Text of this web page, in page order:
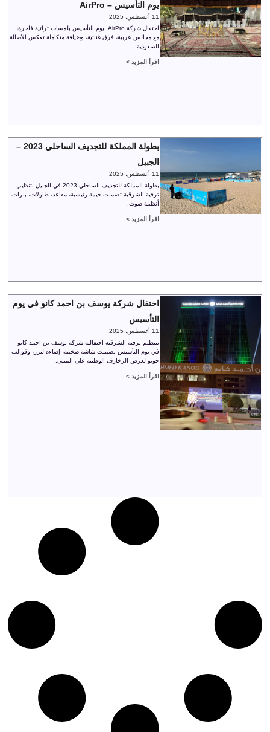
يوم التأسيس – AirPro
11 أغسطس، 2025
احتفال شركة AirPro بيوم التأسيس بلمسات تراثية فاخرة،
مع مجالس عربية، فرق غنائية، وضيافة متكاملة تعكس الأصالة
السعودية.
اقرأ المزيد >
بطولة المملكة للتجديف الساحلي 2023 –
الجبيل
11 أغسطس، 2025
بطولة المملكة للتجديف الساحلي 2023 في الجبيل بتنظيم
ترفية الشرقية تضمنت خيمة رئيسية، مقاعد، طاولات، بنرات،
أنظمة صوت.
اقرأ المزيد >
احتفال شركة يوسف بن احمد كانو في يوم
التأسيس
11 أغسطس، 2025
بتنظيم ترفية الشرقية احتفالية شركة يوسف بن احمد كانو
في يوم التأسيس تضمنت شاشة ضخمة، إضاءة ليزر، وقوالب
جوبو لعرض الزخارف الوطنية على المبنى.
اقرأ المزيد >